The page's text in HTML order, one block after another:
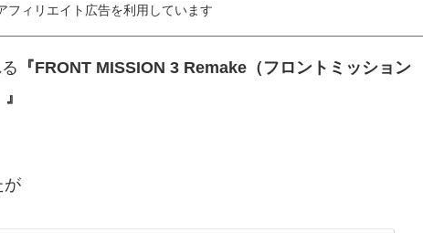
フィリエイト広告を利用しています
『FRONT MISSION 3 Remake（フロントミッション
が